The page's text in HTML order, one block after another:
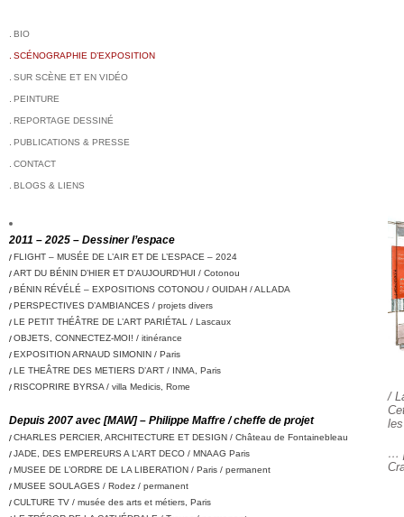
BIO
SCÉNOGRAPHIE D’EXPOSITION
SUR SCÈNE ET EN VIDÉO
PEINTURE
REPORTAGE DESSINÉ
PUBLICATIONS & PRESSE
CONTACT
BLOGS & LIENS
2011 – 2025 – Dessiner l’espace
FLIGHT – MUSÉE DE L’AIR ET DE L’ESPACE – 2024
ART DU BÉNIN D’HIER ET D’AUJOURD’HUI / Cotonou
BÉNIN RÉVÉLÉ – EXPOSITIONS COTONOU / OUIDAH / ALLADA
PERSPECTIVES D’AMBIANCES / projets divers
LE PETIT THÉÂTRE DE L’ART PARIÉTAL / Lascaux
OBJETS, CONNECTEZ-MOI! / itinérance
EXPOSITION ARNAUD SIMONIN / Paris
LE THEÂTRE DES METIERS D’ART / INMA, Paris
RISCOPRIRE BYRSA / villa Medicis, Rome
Depuis 2007 avec [MAW] – Philippe Maffre / cheffe de projet
CHARLES PERCIER, ARCHITECTURE ET DESIGN / Château de Fontainebleau
JADE, DES EMPEREURS A L’ART DECO / MNAAG Paris
MUSEE DE L’ORDRE DE LA LIBERATION / Paris / permanent
MUSEE SOULAGES / Rodez / permanent
CULTURE TV / musée des arts et métiers, Paris
/
…